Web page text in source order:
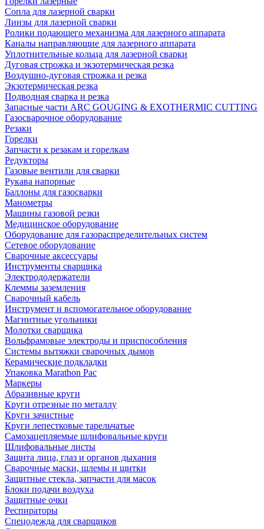
Сопла для лазерной сварки
Линзы для лазерной сварки
Ролики подающего механизма для лазерного аппарата
Каналы направляющие для лазерного аппарата
Уплотнительные кольца для лазерной сварки
Дуговая строжка и экзотермическая резка
Воздушно-дуговая строжка и резка
Экзотермическая резка
Подводная сварка и резка
Запасные части ARC GOUGING & EXOTHERMIC CUTTING
Газосварочное оборудование
Резаки
Горелки
Запчасти к резакам и горелкам
Редукторы
Газовые вентили для сварки
Рукава напорные
Баллоны для газосварки
Манометры
Машины газовой резки
Медицинское оборудование
Оборудование для газораспределительных систем
Сетевое оборудование
Сварочные аксессуары
Инструменты сварщика
Электрододержатели
Клеммы заземления
Сварочный кабель
Инструмент и вспомогательное оборудование
Магнитные угольники
Молотки сварщика
Вольфрамовые электроды и приспособления
Системы вытяжки сварочных дымов
Керамические подкладки
Упаковка Marathon Pac
Маркеры
Абразивные круги
Круги отрезные по металлу
Круги зачистные
Круги лепестковые тарельчатые
Самозацепляемые шлифовальные круги
Шлифовальные листы
Защита лица, глаз и органов дыхания
Сварочные маски, шлемы и щитки
Защитные стекла, запчасти для масок
Блоки подачи воздуха
Защитные очки
Респираторы
Спецодежда для сварщиков